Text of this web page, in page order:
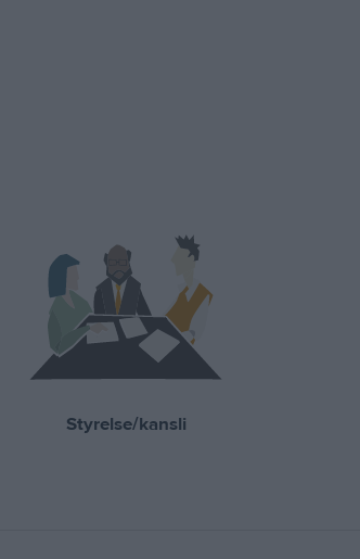
Styrelse/kansli